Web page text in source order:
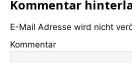
Kommentar
E-Mail Adresse wird nicht
Kommentar